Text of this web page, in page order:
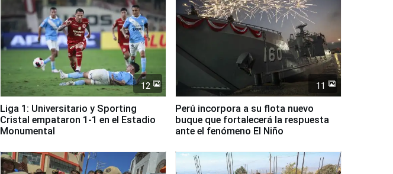
12
Liga 1: Universitario y Sporting
Cristal empataron 1-1 en el Estadio
Monumental
11
Perú incorpora a su flota nuevo
buque que fortalecerá la respuesta
ante el fenómeno El Niño